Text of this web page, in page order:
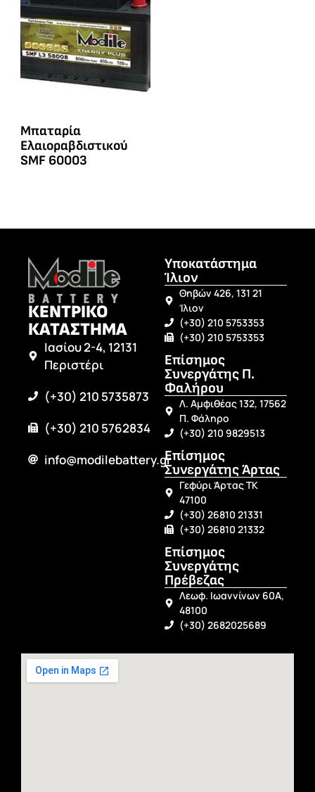
Μπαταρία
Ελαιοραβδιστικού
SMF 60003
ΚΕΝΤΡΙΚΟ
ΚΑΤΑΣΤΗΜΑ
Ιασίου 2-4, 12131
Περιστέρι
(+30) 210 5735873
(+30) 210 5762834
info@modilebattery.gr
Υποκατάστημα
Ίλιον
Θηβών 426, 131 21
Ίλιον
(+30) 210 5753353
(+30) 210 5753353
Επίσημος
Συνεργάτης Π.
Φαλήρου
Λ. Αμφιθέας 132, 17562
Π. Φάληρο
(+30) 210 9829513
Επίσημος
Συνεργάτης Άρτας
Γεφύρι Άρτας ΤΚ
47100
(+30) 26810 21331
(+30) 26810 21332
Επίσημος
Συνεργάτης
Πρέβεζας
Λεωφ. Ιωαννίνων 60Α,
48100
(+30) 2682025689